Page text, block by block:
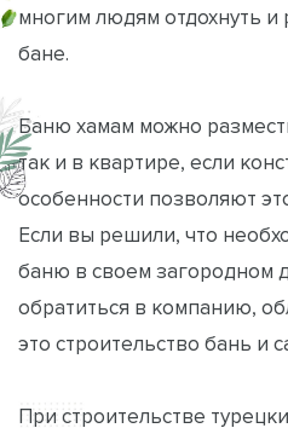
многим людям отдохнуть и
бане.
Баню хамам можно
так и в квартире, если
особенности позволяют
Если вы решили, что
баню в своем загородном
обратиться в компанию,
это строительство бань и
При строительстве